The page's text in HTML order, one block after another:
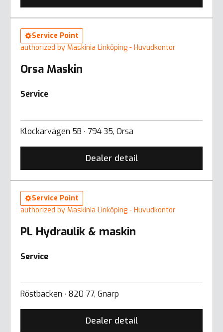
Service Point
authorized by Maskinia Linköping - Huvudkontor
Orsa Maskin
Service
Klockarvägen 5B ∙ 794 35, Orsa
Dealer detail
Service Point
authorized by Maskinia Linköping - Huvudkontor
PL Hydraulik & maskin
Service
Röstbacken ∙ 820 77, Gnarp
Dealer detail